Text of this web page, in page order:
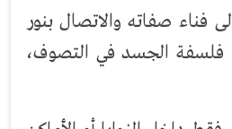
فناء صفاته والاتصال بنور
الجسد في التصوف،